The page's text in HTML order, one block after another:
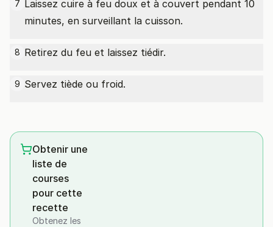
7 Laissez cuire à feu doux et à couvert pendant 10
minutes, en surveillant la cuisson.
8 Retirez du feu et laissez tiédir.
9 Servez tiède ou froid.
Obtenir une
liste de
courses
pour cette
recette
Obtenez les